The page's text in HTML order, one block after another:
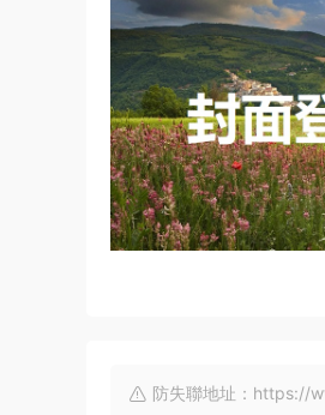
防失聯地址：https://